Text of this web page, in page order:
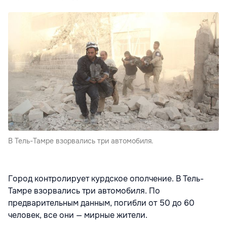
В Тель-Тамре взорвались три автомобиля.
Город контролирует курдское ополчение. В Тель-
Тамре взорвались три автомобиля. По
предварительным данным, погибли от 50 до 60
человек, все они — мирные жители.